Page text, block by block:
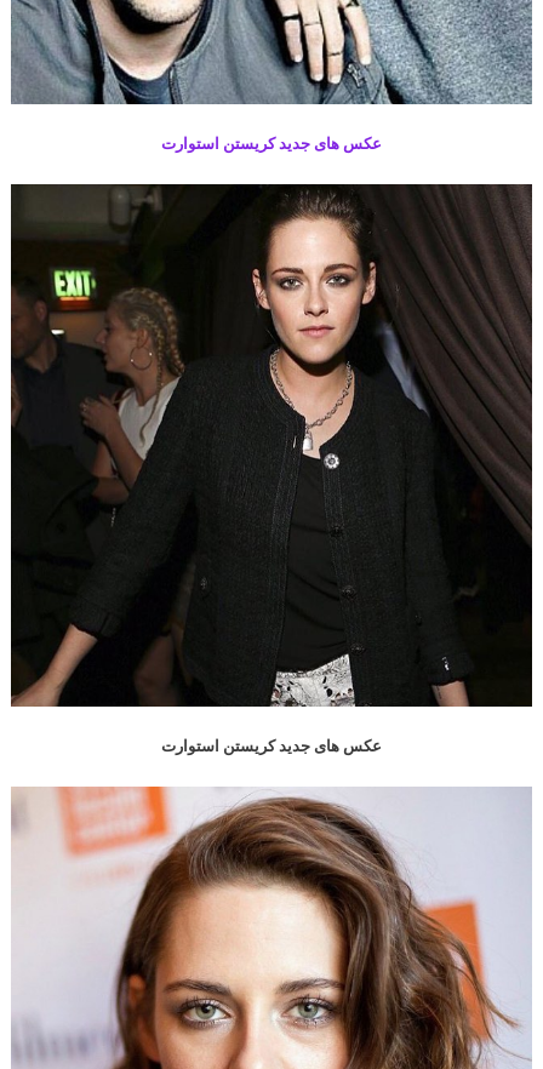
عکس های جدید کریستن استوارت
عکس های جدید کریستن استوارت